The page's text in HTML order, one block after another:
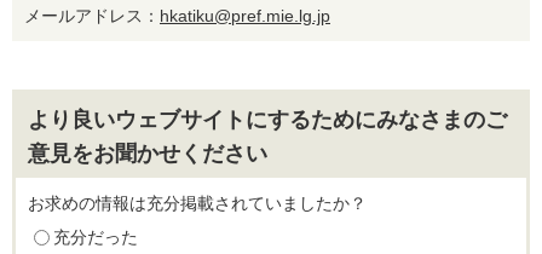
メールアドレス： hkatiku@pref.mie.lg.jp
より良いウェブサイトにするためにみなさまのご
意見をお聞かせください
お求めの情報は充分掲載されていましたか？
充分だった